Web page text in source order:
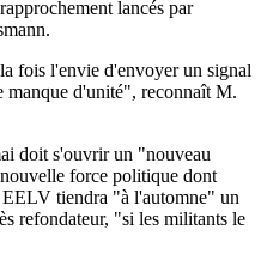
lancés par
fois l'envie d'envoyer un signal
manque d'unité", reconnaît M.
doit s'ouvrir un "nouveau
force politique dont
tiendra "à l'automne" un
refondateur, "si les militants le